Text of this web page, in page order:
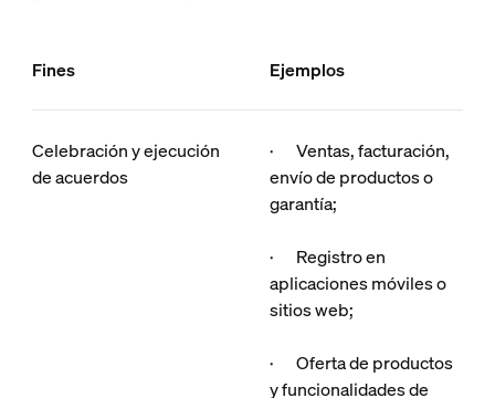
Fines Ejemplos
Celebración y ejecución
de acuerdos
· Ventas, facturación,
envío de productos o
garantía;
· Registro en
aplicaciones móviles o
sitios web;
· Oferta de productos
y funcionalidades de